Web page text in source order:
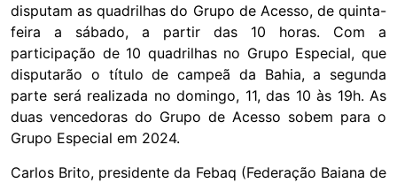
disputam as quadrilhas do Grupo de Acesso, de quinta-
feira a sábado, a partir das 10 horas. Com a
participação de 10 quadrilhas no Grupo Especial, que
disputarão o título de campeã da Bahia, a segunda
parte será realizada no domingo, 11, das 10 às 19h. As
duas vencedoras do Grupo de Acesso sobem para o
Grupo Especial em 2024.
Carlos Brito, presidente da Febaq (Federação Baiana de